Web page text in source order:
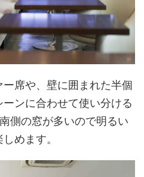
席や、壁に囲まれた半個
ンに合わせて使い分ける
側の窓が多いので明るい
めます。